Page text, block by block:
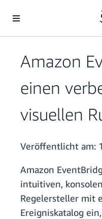
Überspringen zum
Amazon
einen
visuellen
Veröffentlicht am:
Amazon
intuitiven,
Regelersteller mit
Ereigniskatalog